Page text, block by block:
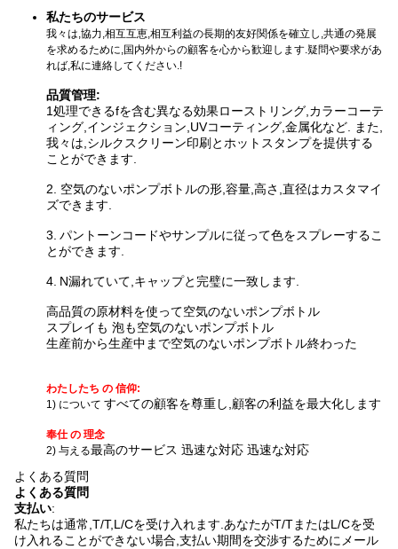
私たちのサービス
我々は,協力,相互互恵,相互利益の長期的友好関係を確立し,共通の発展
を求めるために,国内外からの顧客を心から歓迎します.疑問や要求があ
れば,私に連絡してください.!
品質管理:
1処理できるfを含む異なる効果ローストリング,カラーコーテ
ィング,インジェクション,UVコーティング,金属化など. また,
我々は,シルクスクリーン印刷とホットスタンプを提供する
ことができます.
2. 空気のないポンプボトルの形,容量,高さ,直径はカスタマイ
ズできます.
3. パントーンコードやサンプルに従って色をスプレーするこ
とができます.
4. N漏れていて,キャップと完璧に一致します.
高品質の原材料を使って空気のないポンプボトル
スプレイも 泡も空気のないポンプボトル
生産前から生産中まで空気のないポンプボトル終わった
わたしたち の 信仰:
1) について すべての顧客を尊重し,顧客の利益を最大化します
奉仕 の 理念
2) 与える最高のサービス 迅速な対応 迅速な対応
よくある質問
よくある質問
支払い:
私たちは通常,T/T,L/Cを受け入れます.あなたがT/TまたはL/Cを受
け入れることができない場合,支払い期間を交渉するためにメール